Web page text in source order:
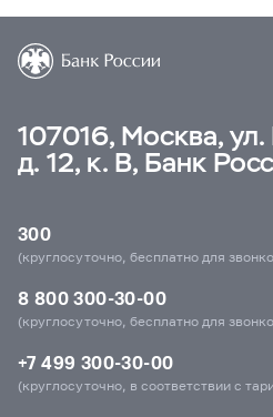
107016, Москва,
д. 12, к. В, Банк
300
(круглосуточно, бесплатно для
8 800 300-30-00
(круглосуточно, бесплатно для
+7 499 300-30-00
(круглосуточно, в соответствии с